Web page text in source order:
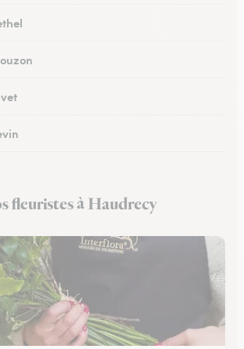
le-Petit
fleuristes à Haudrecy